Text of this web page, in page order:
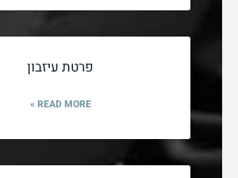
פרטת עיזבון
READ MORE »